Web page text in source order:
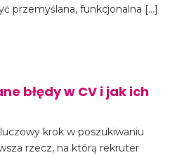
przemyślana, funkcjonalna […]
błędy w CV i jak ich
krok w poszukiwaniu
rzecz, na którą rekruter